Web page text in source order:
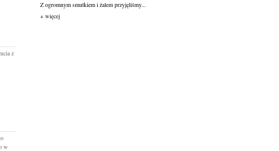
z
w
Z ogromnym smutkiem i żalem przyjęliśmy...
+ więcej